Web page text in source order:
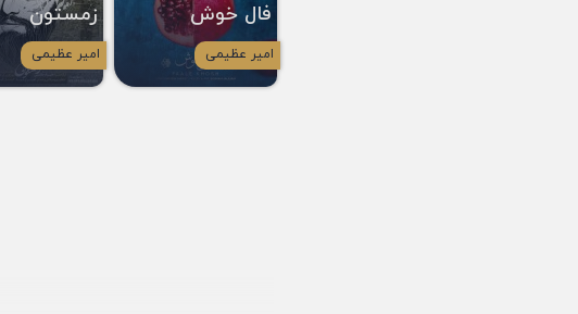
فال خوش
امیر عظیمی
زمستون
امیر عظیمی